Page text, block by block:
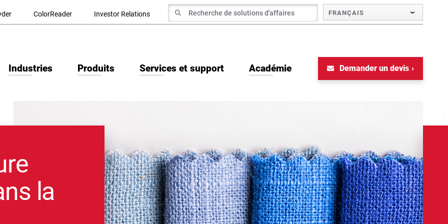
ColorReader Investor Relations recherche de
Recherche
FRANÇAIS
Industries Produits Services et support Académie Demander un devis
la